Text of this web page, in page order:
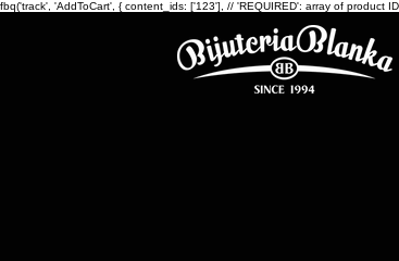
fbq('track', 'AddToCart', { content_ids: ['123'], // 'REQUIRED': array of product